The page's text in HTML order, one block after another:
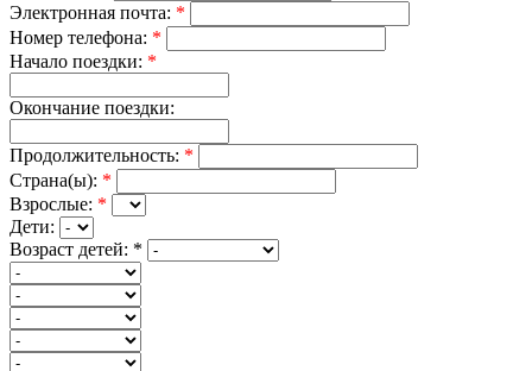
Электронная почта: *
Номер телефона: *
Начало поездки: *
Окончание поездки:
Продолжительность: *
Страна(ы): *
Взрослые: *
Дети:
Возраст детей: *